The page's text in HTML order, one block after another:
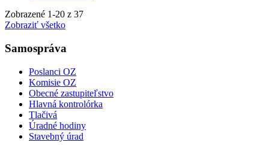
Zobrazené 1-20 z 37
Zobraziť všetko
Samospráva
Poslanci OZ
Komisie OZ
Obecné zastupiteľstvo
Hlavná kontrolórka
Tlačivá
Úradné hodiny
Stavebný úrad